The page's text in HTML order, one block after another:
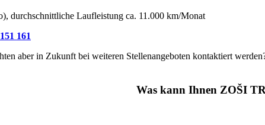
durchschnittliche Laufleistung ca. 11.000 km/Monat
161
aber in Zukunft bei weiteren Stellenangeboten kontaktiert
Was kann Ihnen ZOŠI